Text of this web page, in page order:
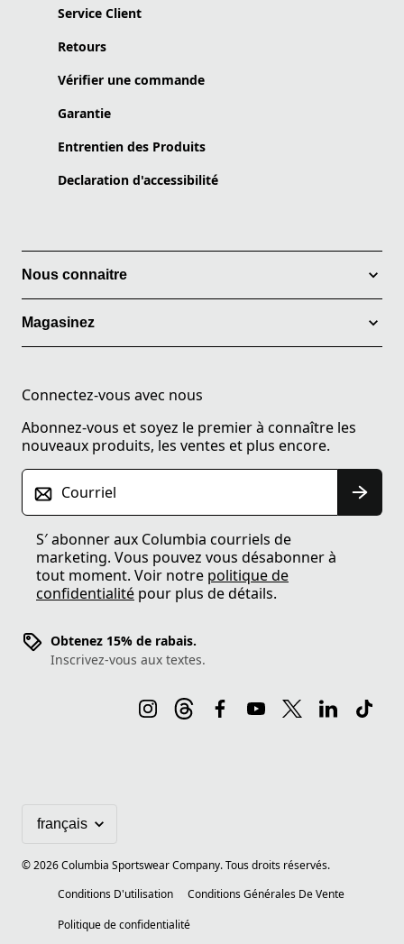
Service Client
Retours
Vérifier une commande
Garantie
Entrentien des Produits
Declaration d'accessibilité
Nous connaitre
Magasinez
Connectez-vous avec nous
Abonnez-vous et soyez le premier à connaître les
nouveaux produits, les ventes et plus encore.
Courriel
S′ abonner aux Columbia courriels de
marketing. Vous pouvez vous désabonner à
tout moment. Voir notre politique de
confidentialité pour plus de détails.
Obtenez 15% de rabais.
Inscrivez-vous aux textes.
©2026Columbia Sportswear Company. Tous droits réservés.
Conditions D'utilisation
Conditions Générales De Vente
Politique de confidentialité